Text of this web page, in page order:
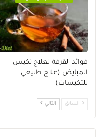
فوائد القرفة لعلاج تكيس
المبايض (علاج طبيعي
للتكيسات)
السابق التالي